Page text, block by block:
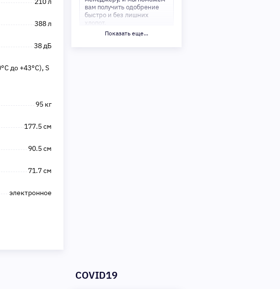
388 л
38 дБ
до +43°C), S
95 кг
177.5 см
90.5 см
71.7 см
электронное
вам получить одобрение
быстро и без лишних
хлопот.
Показать еще...
COVID19